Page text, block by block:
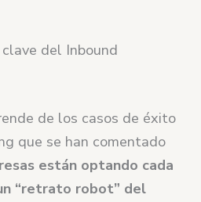
del Inbound
de los casos de éxito
que se han comentado
están optando cada
“retrato robot” del